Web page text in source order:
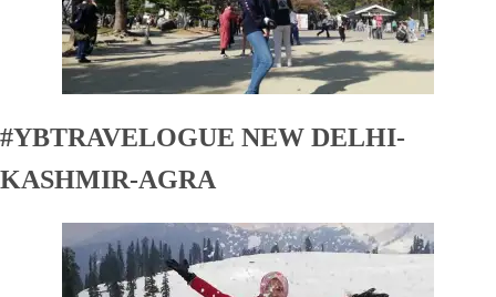
#YBTRAVELOGUE NEW DELHI-
KASHMIR-AGRA